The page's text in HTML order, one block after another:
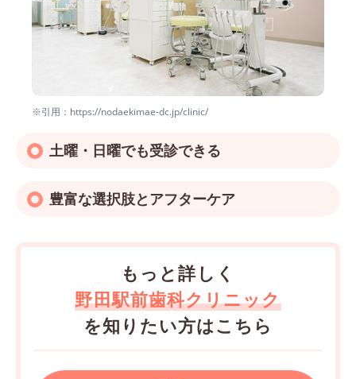
※引用：https://nodaekimae-dc.jp/clinic/
土曜・日曜でも受診できる
豊富な選択肢とアフターケア
もっと詳しく
野田駅前歯科クリニック
を知りたい方はこちら